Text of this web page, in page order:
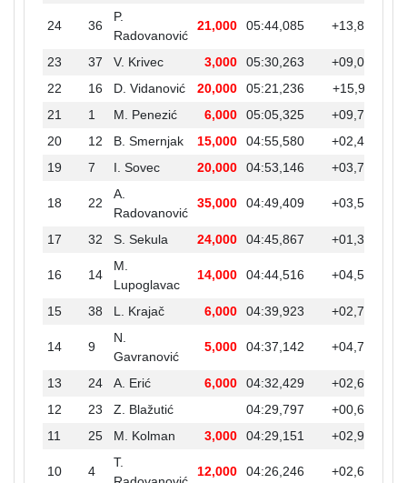
24 36
P.
Radovanović
21,000 05:44,085 +13,822
23 37 V. Krivec 3,000 05:30,263 +09,027
22
16 D. Vidanović 20,000 05:21,236 +15,911
21
1 M. Penezić 6,000 05:05,325 +09,745
20
12 B. Smernjak 15,000 04:55,580 +02,434
19
7 I. Sovec 20,000 04:53,146 +03,737
18 22
A.
Radovanović
35,000 04:49,409 +03,542
17 32 S. Sekula 24,000 04:45,867 +01,351
16 14
M.
Lupoglavac
14,000 04:44,516 +04,593
15 38 L. Krajač 6,000 04:39,923 +02,781
14 9
N.
Gavranović
5,000 04:37,142 +04,713
13 24 A. Erić 6,000 04:32,429 +02,632
12
23 Z. Blažutić 04:29,797 +00,646
11
25 M. Kolman 3,000 04:29,151 +02,905
10 4
T.
12,000 04:26,246 +02,603